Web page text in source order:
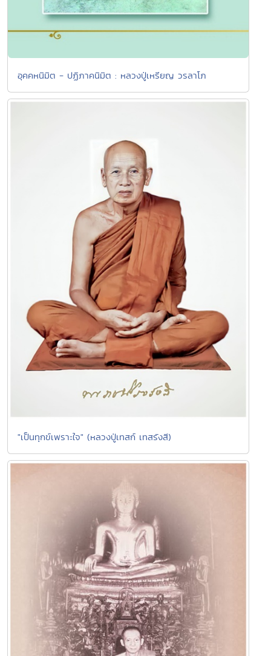
อุคคหนิมิต - ปฏิภาคนิมิต : หลวงปู่เหรียญ วรลาโภ
"เป็นทุกข์เพราะใจ" (หลวงปู่เทสก์ เทสรังสี)